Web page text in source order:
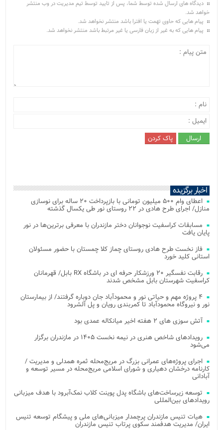
دیدگاه های ارسال شده توسط شما، پس از تایید توسط تیم مدیریت در وب منتشر
خواهد شد.
پیام هایی که حاوی تهمت یا افترا باشد منتشر نخواهد شد.
پیام هایی که به غیر از زبان فارسی یا غیر مرتبط باشد منتشر نخواهد شد.
اخبار برگزیده
اعطای وام ۵۰۰ میلیون تومانی با بازپرداخت ۲۰ ساله برای نوسازی
منازل/ اجرای طرح هادی در ۲۲ روستای نور طی یکسال گذشته
مسابقات کراسفیت نوجوانان دختر مازندران با معرفی برترین‌ها در نور
پایان یافت
فاز نخست طرح هادی روستای چماز کلا چمستان با حضور مسئولان
استانی کلید خورد
رقابت نفسگیر ۲۰ ورزشکار حرفه ای در باشگاه RX بابل/ قهرمانان
کراسفیت شهرستان بابل مشخص شدند
۴ پروژه مهم و حیاتی نور و محمودآباد جان دوباره گرفتند/ از بیمارستان
نور و نیروگاه محمودآباد تا کمربندی رویان و پل آلشرود
آتش‌ سوزی‌ های ۲ هفته اخیر میانکاله عمدی بود
رویدادهای شاخص هنری در نیمه نخست ۱۴۰۵ در مازندران برگزار
می‌شود
اجرای پروژه‌های عمرانی بزرگ در مریج‌محله ثمره همدلی و مدیریت /
کارنامه درخشان دهیاری و شورای اسلامی مریج‌محله در مسیر توسعه و
آبادانی
توسعه زیرساخت‌های باشگاه پدل پوینت کلاب نمک‌آبرود با هدف میزبانی
رویدادهای بین‌المللی
هیات تنیس مازندران پرچمدار میزبانی‌های ملی و پیشگام توسعه تنیس
ایران/ مدیریت هدفمند سکوی پرتاب تنیس مازندران